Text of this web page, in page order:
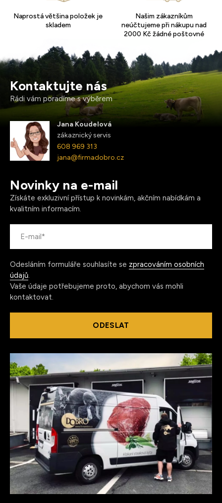
Naprostá většina položek je
skladem
Našim zákazníkům
neúčtujeme při nákupu nad
2000 Kč žádné poštovné
Kontaktujte nás
Rádi vám poradíme s výběrem
Jana Koudelová
zákaznický servis
608 969 313
jana@firmadobro.cz
Novinky na e-mail
Získáte exkluzivní přístup k novinkám, akčním nabídkám a
kvalitním informacím.
Odesláním formuláře souhlasíte se zpracováním osobních
údajů.
Vaše údaje potřebujeme proto, abychom vás mohli
kontaktovat.
ODESLAT